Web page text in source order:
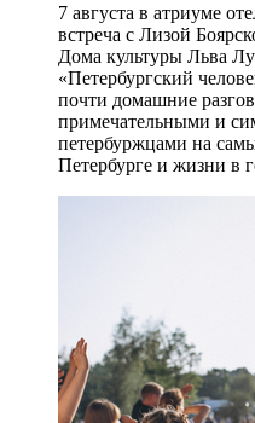
7 августа в атриуме
встреча с Лизой
Дома культуры Льва
«Петербургский
почти домашние
примечательными и
петербуржцами на
Петербурге и жизни в